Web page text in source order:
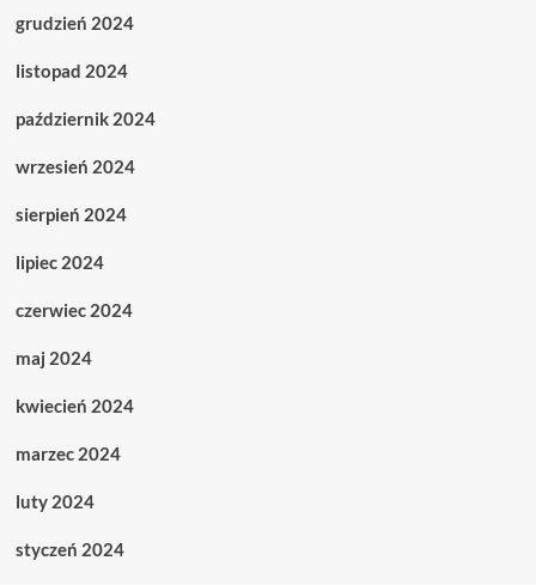
grudzień 2024
listopad 2024
październik 2024
wrzesień 2024
sierpień 2024
lipiec 2024
czerwiec 2024
maj 2024
kwiecień 2024
marzec 2024
luty 2024
styczeń 2024